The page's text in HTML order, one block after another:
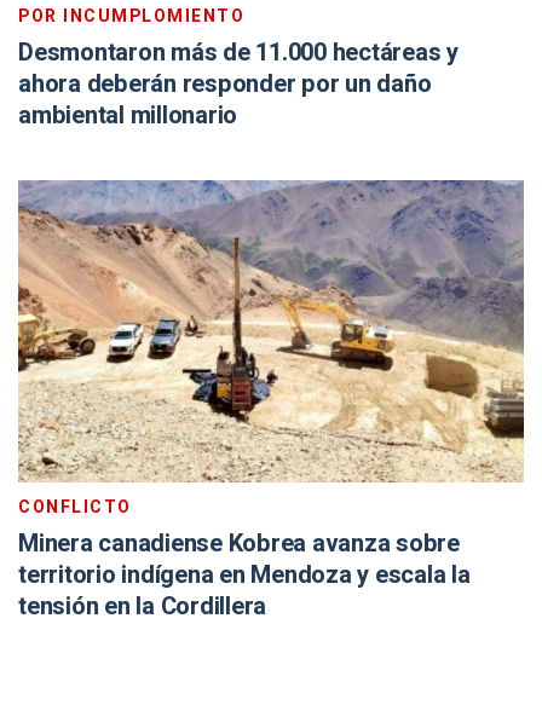
POR INCUMPLOMIENTO
Desmontaron más de 11.000 hectáreas y
ahora deberán responder por un daño
ambiental millonario
CONFLICTO
Minera canadiense Kobrea avanza sobre
territorio indígena en Mendoza y escala la
tensión en la Cordillera